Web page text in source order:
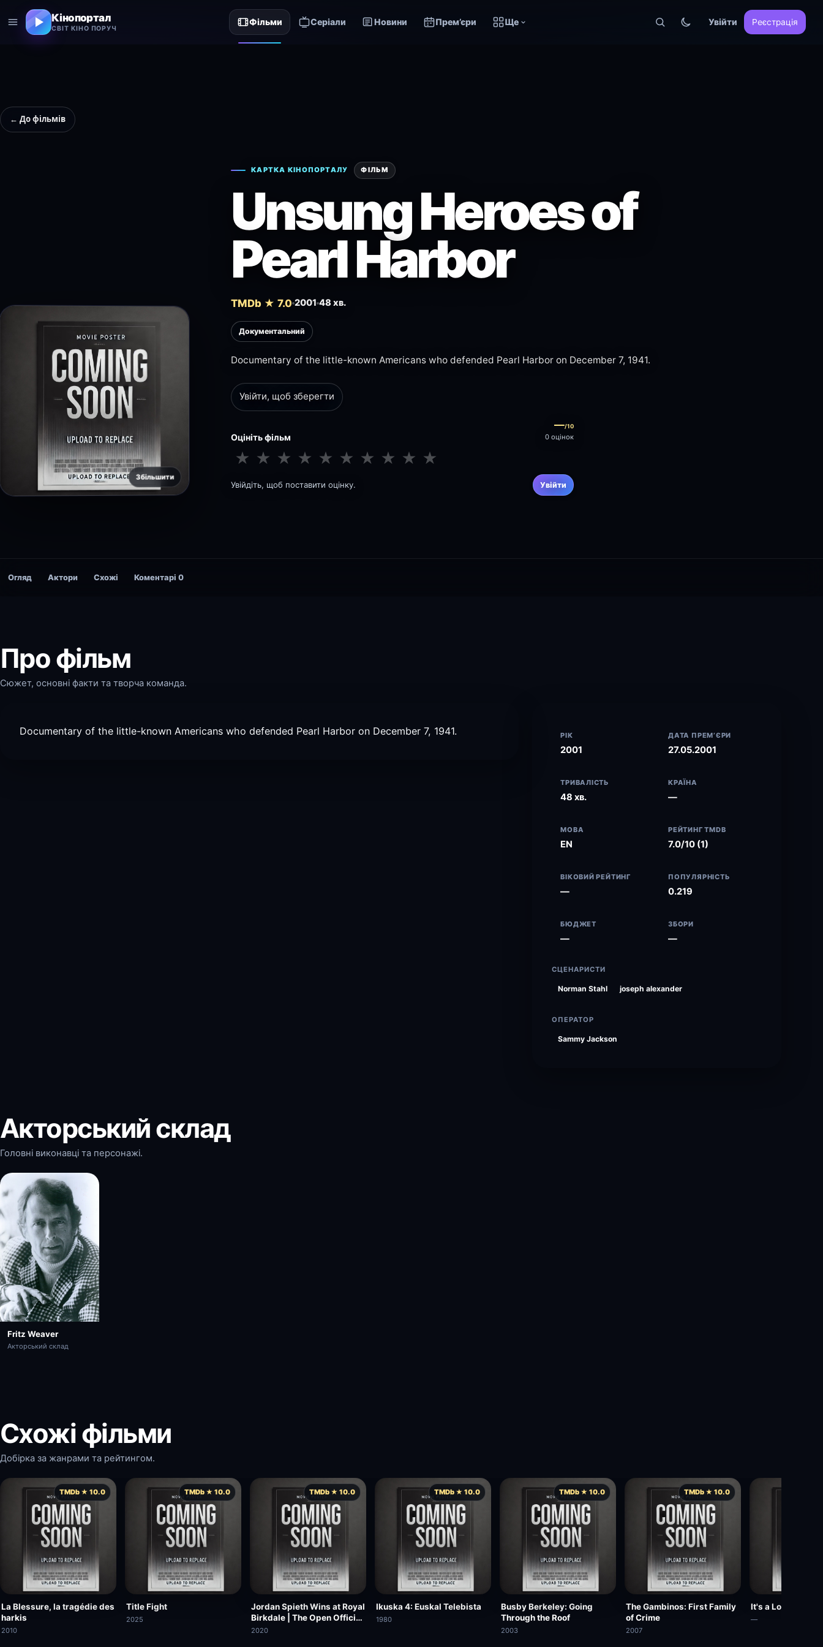
Кінопортал
СВІТ КІНО ПОРУЧ
Фільми Серіали Новини Прем’єри Ще Увійти Реєстрація
← До фільмів
Збільшити
КАРТКА КІНОПОРТАЛУ ФІЛЬМ
Unsung Heroes of
Pearl Harbor
TMDb ★ 7.0 2001 48 хв.
Документальний
Documentary of the little-known Americans who defended Pearl Harbor on December 7, 1941.
Увійти, щоб зберегти
Оцініть фільм
—/10
0 оцінок
★ ★ ★ ★ ★ ★ ★ ★ ★ ★
Увійдіть, щоб поставити оцінку. Увійти
Огляд Актори Схожі Коментарі 0
Про фільм
Сюжет, основні факти та творча команда.
Documentary of the little-known Americans who defended Pearl Harbor on December 7, 1941. РІК
2001
ДАТА ПРЕМ’ЄРИ
27.05.2001
ТРИВАЛІСТЬ
48 хв.
КРАЇНА
—
МОВА
EN
РЕЙТИНГ TMDB
7.0/10 (1)
ВІКОВИЙ РЕЙТИНГ
—
ПОПУЛЯРНІСТЬ
0.219
БЮДЖЕТ
—
ЗБОРИ
—
СЦЕНАРИСТИ
Norman Stahl joseph alexander
ОПЕРАТОР
Sammy Jackson
Акторський склад
Головні виконавці та персонажі.
Fritz Weaver
Акторський склад
Схожі фільми
Добірка за жанрами та рейтингом.
TMDb ★ 10.0
La Blessure, la tragédie des
harkis
2010
TMDb ★ 10.0
Title Fight
2025
TMDb ★ 10.0
Jordan Spieth Wins at Royal
Birkdale | The Open Official
Film 2017
2020
TMDb ★ 10.0
Ikuska 4: Euskal Telebista
1980
TMDb ★ 10.0
Busby Berkeley: Going
Through the Roof
2003
TMDb ★ 10.0
The Gambinos: First Family
of Crime
2007
It's a Long Way
—